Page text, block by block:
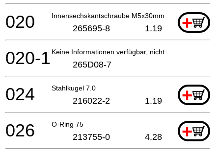
Innensechskantschraube M5x30mm DDA460
+
020 265695-8 1.19
Keine Informationen verfügbar, nicht bestellbar
020-1 265D08-7
Stahlkugel 7.0 +
024 216022-2 1.19
O-Ring 75 +
026 213755-0 4.28